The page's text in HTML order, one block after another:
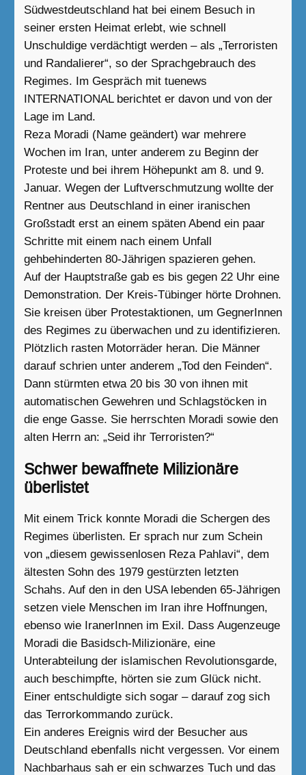
Südwestdeutschland hat bei einem Besuch in
seiner ersten Heimat erlebt, wie schnell
Unschuldige verdächtigt werden – als „Terroristen
und Randalierer“, so der Sprachgebrauch des
Regimes. Im Gespräch mit tuenews
INTERNATIONAL berichtet er davon und von der
Lage im Land.
Reza Moradi (Name geändert) war mehrere
Wochen im Iran, unter anderem zu Beginn der
Proteste und bei ihrem Höhepunkt am 8. und 9.
Januar. Wegen der Luftverschmutzung wollte der
Rentner aus Deutschland in einer iranischen
Großstadt erst an einem späten Abend ein paar
Schritte mit einem nach einem Unfall
gehbehinderten 80-Jährigen spazieren gehen.
Auf der Hauptstraße gab es bis gegen 22 Uhr eine
Demonstration. Der Kreis-Tübinger hörte Drohnen.
Sie kreisen über Protestaktionen, um GegnerInnen
des Regimes zu überwachen und zu identifizieren.
Plötzlich rasten Motorräder heran. Die Männer
darauf schrien unter anderem „Tod den Feinden“.
Dann stürmten etwa 20 bis 30 von ihnen mit
automatischen Gewehren und Schlagstöcken in
die enge Gasse. Sie herrschten Moradi sowie den
alten Herrn an: „Seid ihr Terroristen?“
Schwer bewaffnete Milizionäre
überlistet
Mit einem Trick konnte Moradi die Schergen des
Regimes überlisten. Er sprach nur zum Schein
von „diesem gewissenlosen Reza Pahlavi“, dem
ältesten Sohn des 1979 gestürzten letzten
Schahs. Auf den in den USA lebenden 65-Jährigen
setzen viele Menschen im Iran ihre Hoffnungen,
ebenso wie IranerInnen im Exil. Dass Augenzeuge
Moradi die Basidsch-Milizionäre, eine
Unterabteilung der islamischen Revolutionsgarde,
auch beschimpfte, hörten sie zum Glück nicht.
Einer entschuldigte sich sogar – darauf zog sich
das Terrorkommando zurück.
Ein anderes Ereignis wird der Besucher aus
Deutschland ebenfalls nicht vergessen. Vor einem
Nachbarhaus sah er ein schwarzes Tuch und das